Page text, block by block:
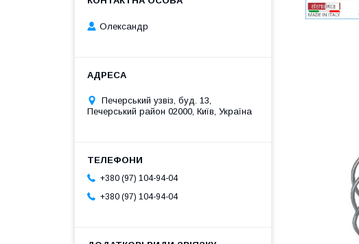
Олександр
Печерський узвіз, буд. 13,
Печерський район 02000, Київ, Україна
+380 (97) 104-94-04
+380 (97) 104-94-04